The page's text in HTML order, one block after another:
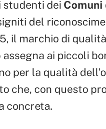
studenti dei Comuni
del
il marchio di
assegna ai piccoli
per la qualità
che, con questo
concreta.